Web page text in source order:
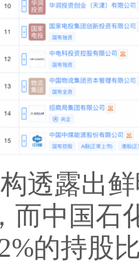
露出鲜
而中国石
的持股